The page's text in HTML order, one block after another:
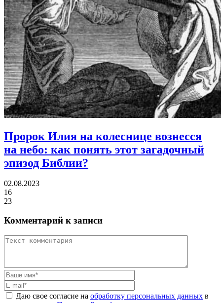
Пророк Илия на колеснице вознесся
на небо: как понять этот загадочный
эпизод Библии?
02.08.2023
16
23
Комментарий к записи
Даю свое согласие на обработку персональных данных в